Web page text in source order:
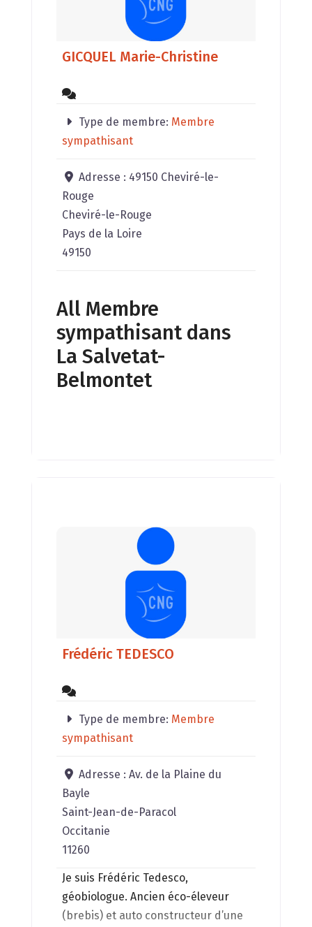
GICQUEL Marie-Christine
Type de membre: Membre
sympathisant
Adresse : 49150 Cheviré-le-
Rouge
Cheviré-le-Rouge
Pays de la Loire
49150
All Membre
sympathisant dans
La Salvetat-
Belmontet
Frédéric TEDESCO
Type de membre: Membre
sympathisant
Adresse :Av. de la Plaine du
Bayle
Saint-Jean-de-Paracol
Occitanie
11260
Je suis Frédéric Tedesco,
géobiologue. Ancien éco-éleveur
(brebis) et auto constructeur d’une